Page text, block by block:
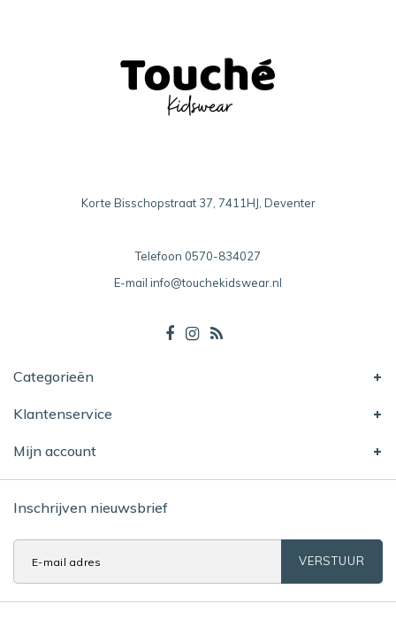
Korte Bisschopstraat 37, 7411HJ, Deventer
Telefoon 0570-834027
E-mail info@touchekidswear.nl
Categorieën
Klantenservice
Mijn account
Inschrijven nieuwsbrief
VERSTUUR